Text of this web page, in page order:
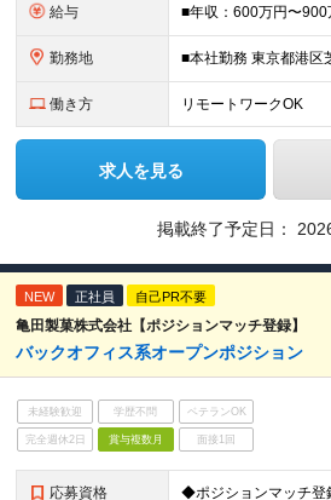
給与
勤務地
働き方 リモートワークOK
求人を見る
掲載終了予定日：
NEW 正社員 自己PR不要
亀田製菓株式会社【ポジションマッチ登録】
バックオフィス系オープンポジション
未経験歓迎 学歴不問 ベテランOK
完全週休2日 賞与複数月 面接1回
応募資格